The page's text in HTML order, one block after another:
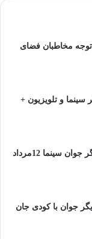
مخاطبان فضای
سینما و تلویزیون +
درگذشت مریم همتیان بازیگر جوان سینما 12مرداد
جوان با کودی جان